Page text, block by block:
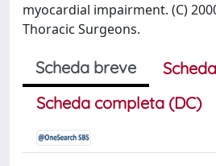
myocardial impairment. (C)
Thoracic Surgeons.
Scheda breve
Scheda completa (DC)